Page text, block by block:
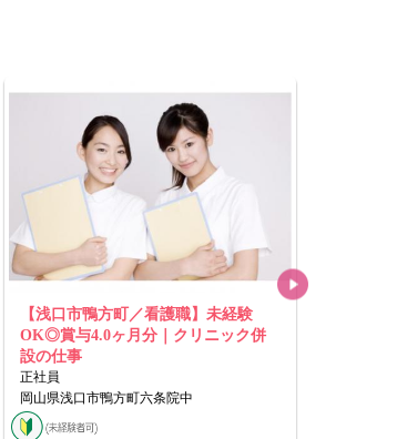
【浅口市鴨方町／看護職】未経験
OK◎賞与4.0ヶ月分｜クリニック併
設の仕事
正社員
岡山県浅口市鴨方町六条院中